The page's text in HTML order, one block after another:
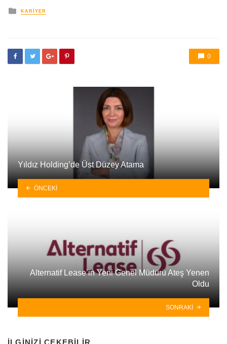
yayınlanan
KARIYER
0
Yıldız Holding’de Üst Düzey Atama
ÖNCEKI
Alternatif Lease’in Yeni Genel Müdürü Ateş Yenen
Oldu
SONRAKI
İLGINIZI ÇEKEBILIR.